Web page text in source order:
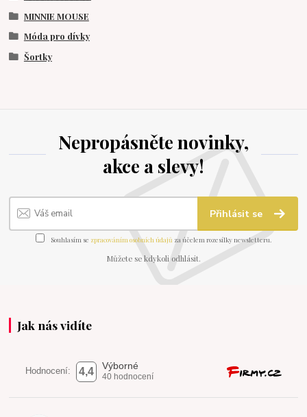
MINNIE MOUSE
Móda pro dívky
Šortky
Nepropásněte novinky,
akce a slevy!
Přihlásit se
Souhlasím se zpracováním osobních údajů za účelem rozesílky newsletteru.
Můžete se kdykoli odhlásit.
Jak nás vidíte